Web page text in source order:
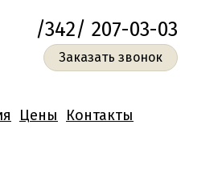
/342/ 207-03-03
Заказать звонок
Цены Контакты